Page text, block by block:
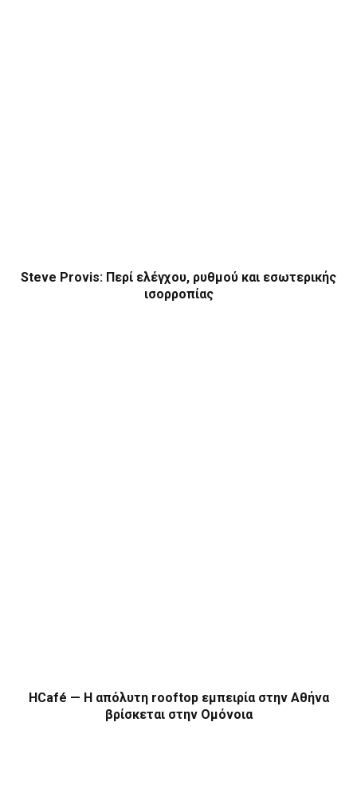
Steve Provis: Περί ελέγχου, ρυθμού και εσωτερικής
ισορροπίας
HCafé — Η απόλυτη rooftop εμπειρία στην Αθήνα
βρίσκεται στην Ομόνοια